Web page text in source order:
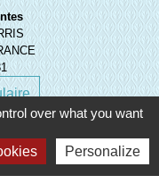
over what you want
Personalize